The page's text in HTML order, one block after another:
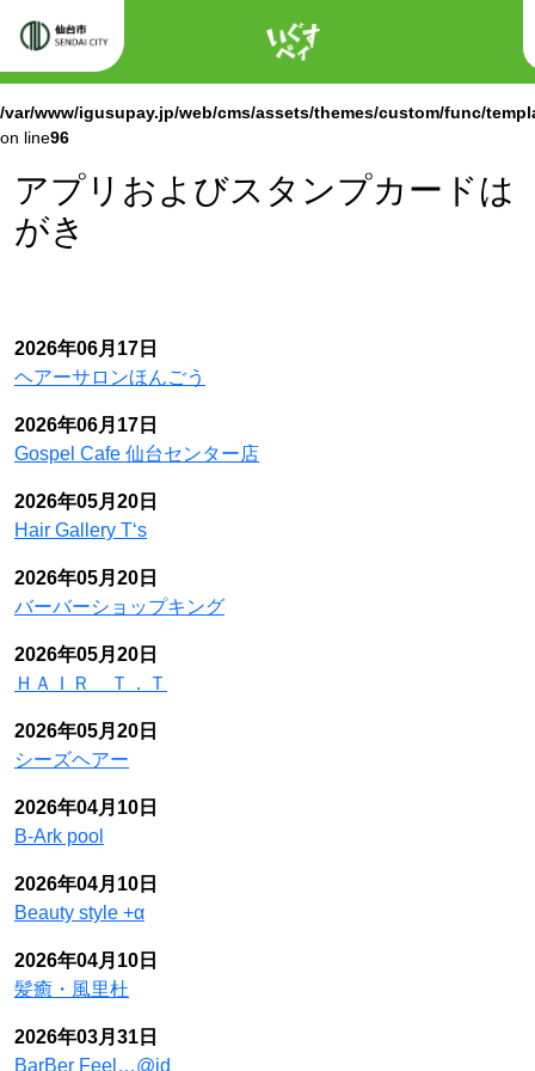
/var/www/igusupay.jp/web/cms/assets/themes/custom/func/
Warning : Attempt to read property "name" on null in
/var/www/igusupay.jp/web/cms/assets/themes/custom/func/
on line96
アプリおよびスタンプカードは
がき
2026年06月17日
ヘアーサロンほんごう
2026年06月17日
Gospel Cafe 仙台センター店
2026年05月20日
Hair Gallery T‘s
2026年05月20日
バーバーショップキング
2026年05月20日
ＨＡＩＲ Ｔ．Ｔ
2026年05月20日
シーズヘアー
2026年04月10日
B-Ark pool
2026年04月10日
Beauty style +α
2026年04月10日
髪癒・風里杜
2026年03月31日
BarBer Feel…@id